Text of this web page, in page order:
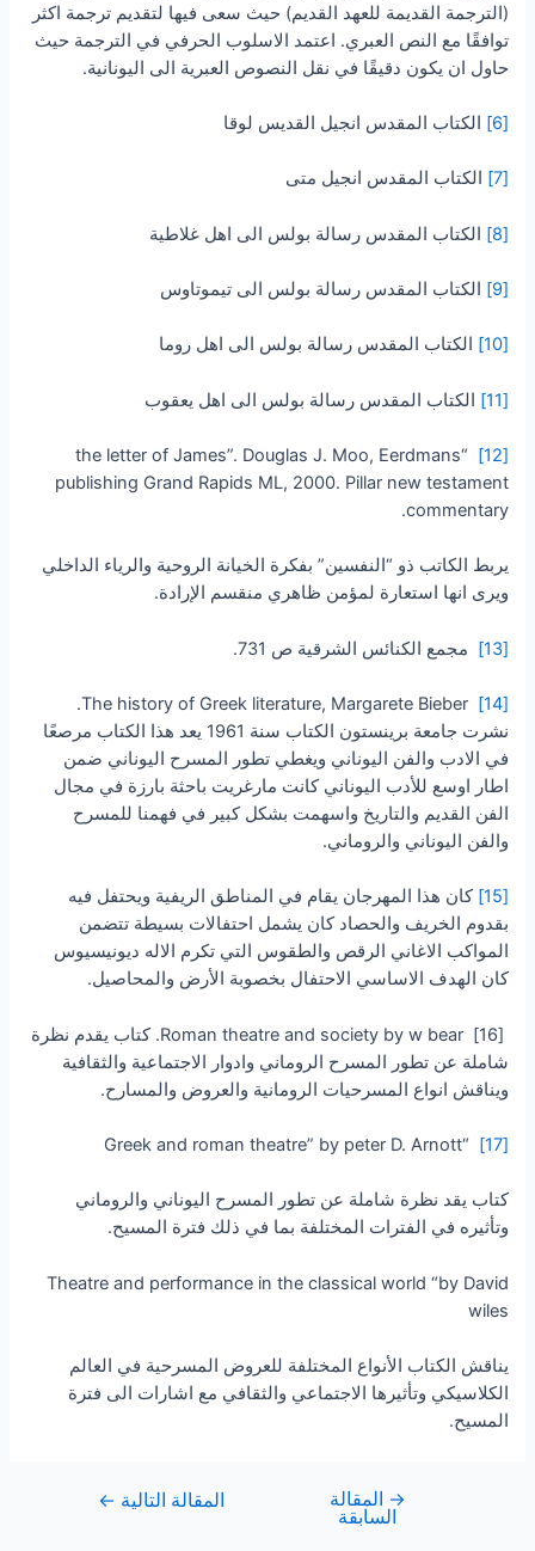
(الترجمة القديمة للعهد القديم) حيث سعى فيها لتقديم ترجمة اكثر
توافقًا مع النص العبري. اعتمد الاسلوب الحرفي في الترجمة حيث
حاول ان يكون دقيقًا في نقل النصوص العبرية الى اليونانية.
[6] الكتاب المقدس انجيل القديس لوقا
[7] الكتاب المقدس انجيل متى
[8] الكتاب المقدس رسالة بولس الى اهل غلاطية
[9] الكتاب المقدس رسالة بولس الى تيموتاوس
[10] الكتاب المقدس رسالة بولس الى اهل روما
[11] الكتاب المقدس رسالة بولس الى اهل يعقوب
[12]
“the letter of James”. Douglas J. Moo, Eerdmans
publishing Grand Rapids ML, 2000. Pillar new testament
commentary.
يربط الكاتب ذو “النفسين” بفكرة الخيانة الروحية والرياء الداخلي
ويرى انها استعارة لمؤمن ظاهري منقسم الإرادة.
[13] مجمع الكنائس الشرقية ص 731.
[14]
The history of Greek literature, Margarete Bieber.
نشرت جامعة برينستون الكتاب سنة 1961 يعد هذا الكتاب مرصعًا
في الادب والفن اليوناني ويغطي تطور المسرح اليوناني ضمن
اطار اوسع للأدب اليوناني كانت مارغريت باحثة بارزة في مجال
الفن القديم والتاريخ واسهمت بشكل كبير في فهمنا للمسرح
والفن اليوناني والروماني.
[15]
كان هذا المهرجان يقام في المناطق الريفية ويحتفل فيه
بقدوم الخريف والحصاد كان يشمل احتفالات بسيطة تتضمن
المواكب الاغاني الرقص والطقوس التي تكرم الاله ديونيسيوس
كان الهدف الاساسي الاحتفال بخصوبة الأرض والمحاصيل.
[16] Roman theatre and society by w bear. كتاب يقدم نظرة
شاملة عن تطور المسرح الروماني وادوار الاجتماعية والثقافية
ويناقش انواع المسرحيات الرومانية والعروض والمسارح.
[17]
“Greek and roman theatre” by peter D. Arnott
كتاب يقد نظرة شاملة عن تطور المسرح اليوناني والروماني
وتأثيره في الفترات المختلفة بما في ذلك فترة المسيح.
Theatre and performance in the classical world “by David
wiles
يناقش الكتاب الأنواع المختلفة للعروض المسرحية في العالم
الكلاسيكي وتأثيرها الاجتماعي والثقافي مع اشارات الى فترة
المسيح.
→ المقالة
السابقة
المقالة التالية ←